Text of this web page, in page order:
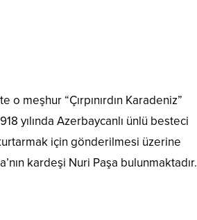
meşhur “Çırpınırdın Karadeniz”
yılında Azerbaycanlı ünlü besteci
için gönderilmesi üzerine
kardeşi Nuri Paşa bulunmaktadır.